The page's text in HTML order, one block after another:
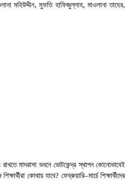
মহিউদ্দীন, মুফতি হাফিজুল্লাহ, মাওলানা তাহের,
রাখতে মাদরাসা ভবনে ভোটকেন্দ্র স্থাপন কোনোভাবেই
কোথায় যাবে? ফেব্রুয়ারি–মার্চে শিক্ষার্থীদের